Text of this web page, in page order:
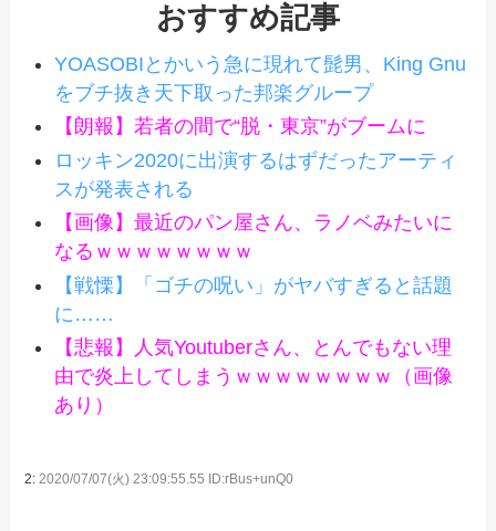
おすすめ記事
YOASOBIとかいう急に現れて髭男、King Gnu
をブチ抜き天下取った邦楽グループ
【朗報】若者の間で“脱・東京”がブームに
ロッキン2020に出演するはずだったアーティ
スが発表される
【画像】最近のパン屋さん、ラノベみたいに
なるｗｗｗｗｗｗｗｗ
【戦慄】「ゴチの呪い」がヤバすぎると話題
に……
【悲報】人気Youtuberさん、とんでもない理
由で炎上してしまうｗｗｗｗｗｗｗｗ（画像
あり）
2:2020/07/07(火) 23:09:55.55 ID:rBus+unQ0